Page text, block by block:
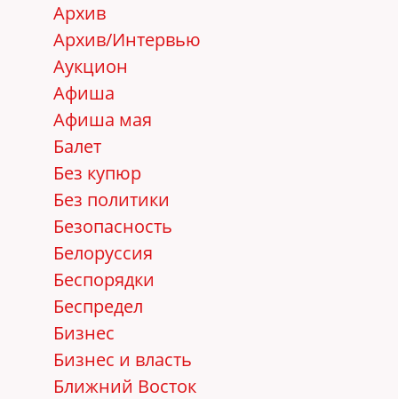
Архив
Архив/Интервью
Аукцион
Афиша
Афиша мая
Балет
Без купюр
Без политики
Безопасность
Белоруссия
Беспорядки
Беспредел
Бизнес
Бизнес и власть
Ближний Восток